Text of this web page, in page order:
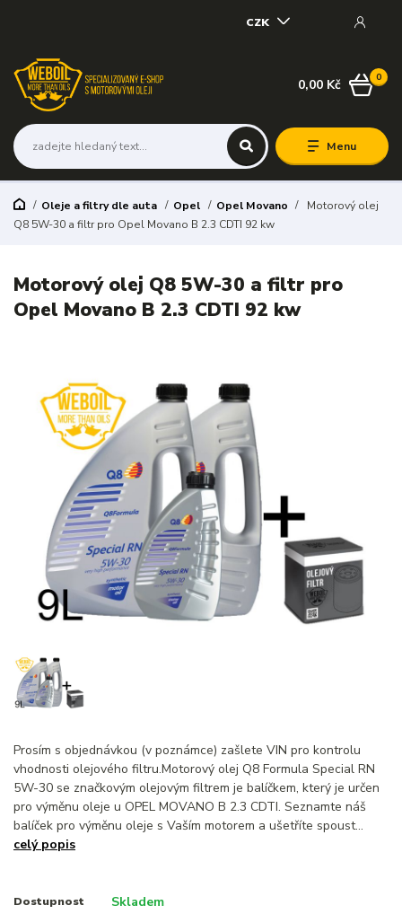
Menu
CZK
0
0,00 Kč
Oleje a filtry dle auta Opel Opel Movano
Motorový olej
Q8 5W-30 a filtr pro Opel Movano B 2.3 CDTI 92 kw
Motorový olej Q8 5W-30 a filtr pro
Opel Movano B 2.3 CDTI 92 kw
Prosím s objednávkou (v poznámce) zašlete VIN pro kontrolu
vhodnosti olejového filtru.Motorový olej Q8 Formula Special RN
5W-30 se značkovým olejovým filtrem je balíčkem, který je určen
pro výměnu oleje u OPEL MOVANO B 2.3 CDTI. Seznamte náš
balíček pro výměnu oleje s Vaším motorem a ušetříte spoust...
celý popis
Dostupnost Skladem